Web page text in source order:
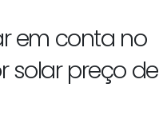
em conta no
solar preço de